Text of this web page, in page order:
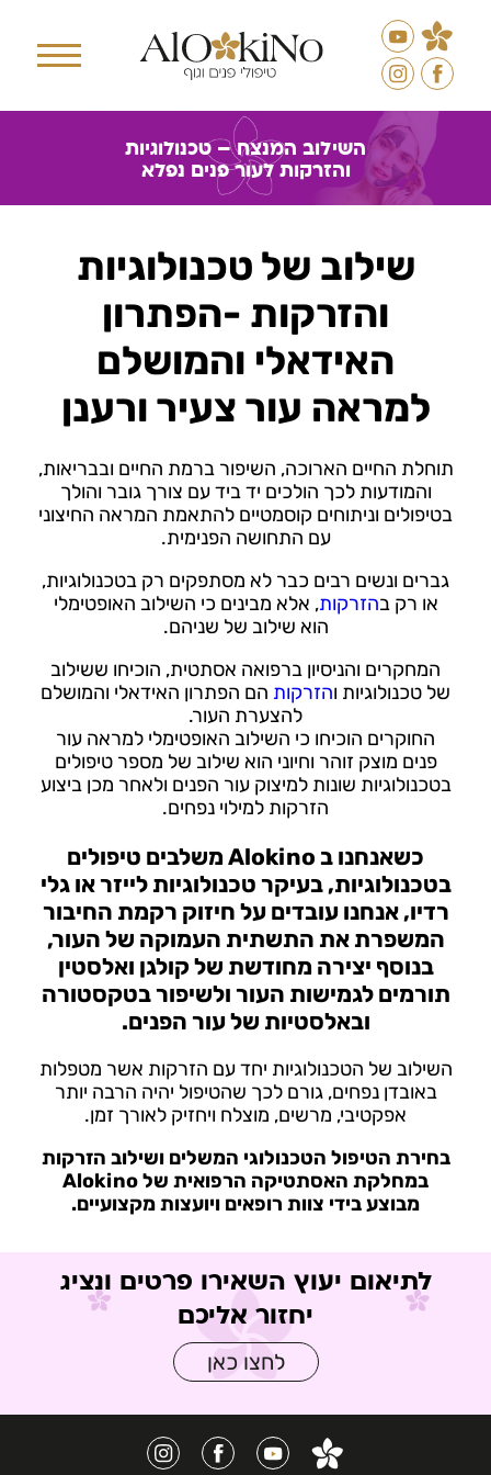
השילוב המנצח – טכנולוגיות
והזרקות לעור פנים נפלא
שילוב של טכנולוגיות
והזרקות -הפתרון
האידאלי והמושלם
למראה עור צעיר ורענן
תוחלת החיים הארוכה, השיפור ברמת החיים ובבריאות,
והמודעות לכך הולכים יד ביד עם צורך גובר והולך
בטיפולים וניתוחים קוסמטיים להתאמת המראה החיצוני
עם התחושה הפנימית.
גברים ונשים רבים כבר לא מסתפקים רק בטכנולוגיות,
או רק בהזרקות, אלא מבינים כי השילוב האופטימלי
הוא שילוב של שניהם.
המחקרים והניסיון ברפואה אסתטית, הוכיחו ששילוב
של טכנולוגיות והזרקות הם הפתרון האידאלי והמושלם
להצערת העור.
החוקרים הוכיחו כי השילוב האופטימלי למראה עור
פנים מוצק זוהר וחיוני הוא שילוב של מספר טיפולים
בטכנולוגיות שונות למיצוק עור הפנים ולאחר מכן ביצוע
הזרקות למילוי נפחים.
כשאנחנו ב Alokino משלבים טיפולים
בטכנולוגיות, בעיקר טכנולוגיות לייזר או גלי
רדיו, אנחנו עובדים על חיזוק רקמת החיבור
המשפרת את התשתית העמוקה של העור,
בנוסף יצירה מחודשת של קולגן ואלסטין
תורמים לגמישות העור ולשיפור בטקסטורה
ובאלסטיות של עור הפנים.
השילוב של הטכנולוגיות יחד עם הזרקות אשר מטפלות
באובדן נפחים, גורם לכך שהטיפול יהיה הרבה יותר
אפקטיבי, מרשים, מוצלח ויחזיק לאורך זמן.
בחירת הטיפול הטכנולוגי המשלים ושילוב הזרקות
במחלקת האסתטיקה הרפואית של Alokino
מבוצע בידי צוות רופאים ויועצות מקצועיים.
לתיאום יעוץ השאירו פרטים ונציג
יחזור אליכם
לחצו כאן